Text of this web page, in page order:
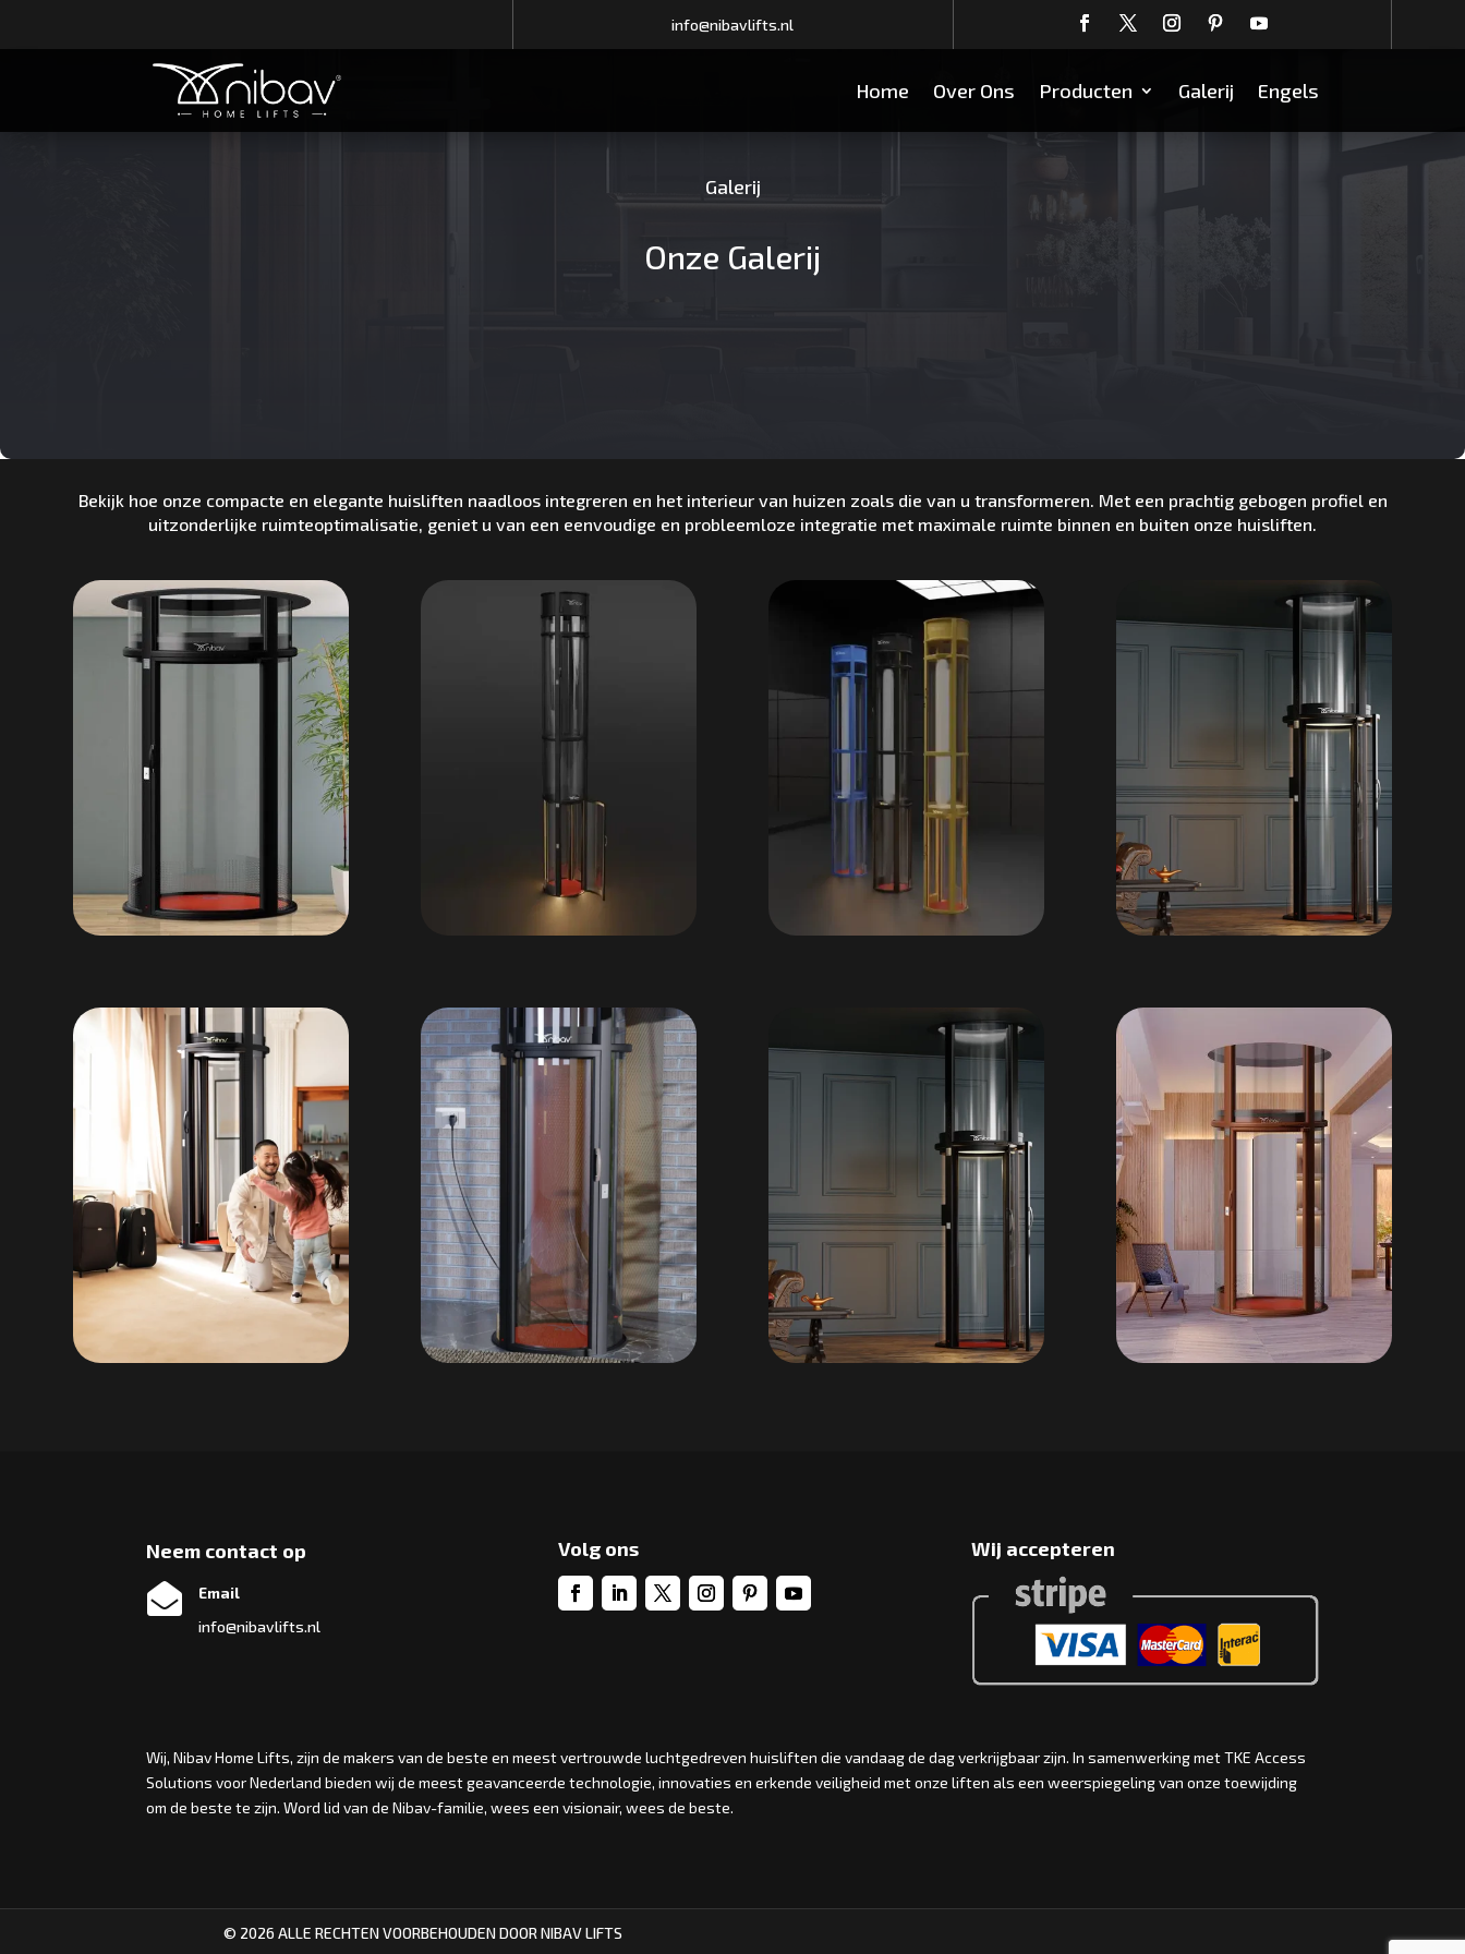
info@nibavlifts.nl
Home Over Ons Producten Galerij Engels
Galerij
Onze Galerij
Bekijk hoe onze compacte en elegante huisliften naadloos integreren en het interieur van huizen zoals die van u transformeren. Met een prachtig gebogen profiel en
uitzonderlijke ruimteoptimalisatie, geniet u van een eenvoudige en probleemloze integratie met maximale ruimte binnen en buiten onze huisliften.
Neem contact op

Email
info@nibavlifts.nl
Volg ons Wij accepteren
Wij, Nibav Home Lifts, zijn de makers van de beste en meest vertrouwde luchtgedreven huisliften die vandaag de dag verkrijgbaar zijn. In samenwerking met TKE Access
Solutions voor Nederland bieden wij de meest geavanceerde technologie, innovaties en erkende veiligheid met onze liften als een weerspiegeling van onze toewijding
om de beste te zijn. Word lid van de Nibav-familie, wees een visionair, wees de beste.
© 2026 ALLE RECHTEN VOORBEHOUDEN DOOR NIBAV LIFTS